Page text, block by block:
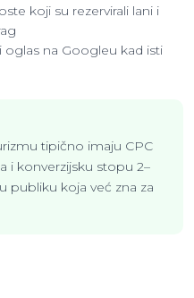
koji su rezervirali lani i
na Googleu kad isti
tipično imaju CPC
i konverzijsku stopu 2–
publiku koja već zna za